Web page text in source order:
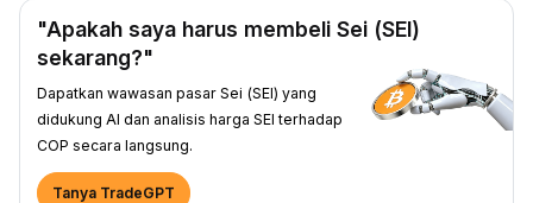
"Apakah saya harus membeli Sei (SEI)
sekarang?"
Dapatkan wawasan pasar Sei (SEI) yang
didukung AI dan analisis harga SEI terhadap
COP secara langsung.
Tanya TradeGPT